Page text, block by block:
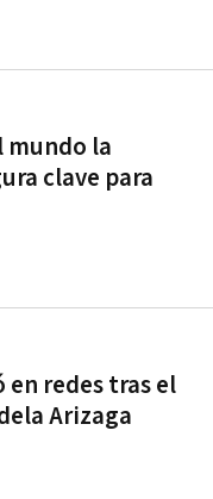
mundo la
clave para
en redes tras el
Arizaga